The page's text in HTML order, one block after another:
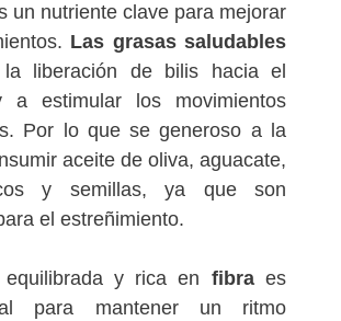
un nutriente clave para mejorar
Las grasas saludables
liberación de bilis hacia el
a estimular los movimientos
Por lo que se generoso a la
aceite de oliva, aguacate,
y semillas, ya que son
el estreñimiento.
y rica en fibraes
para mantener un ritmo